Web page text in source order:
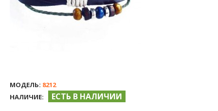
МОДЕЛЬ: 8212
НАЛИЧИЕ:
ЕСТЬ В НАЛИЧИИ